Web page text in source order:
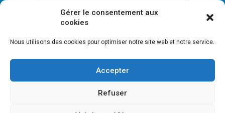
Gérer le consentement aux
cookies
Nous utilisons des cookies pour optimiser notre site web et notre service.
Accepter
Refuser